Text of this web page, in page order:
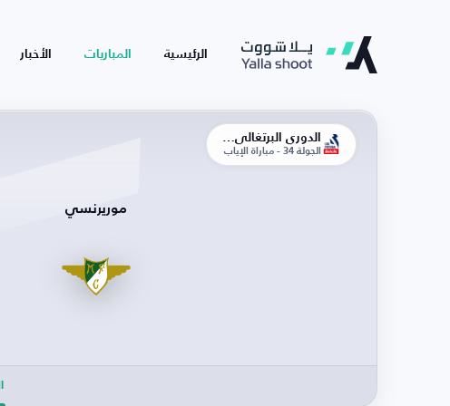
الرئيسية المباريات الأخبار
الجولة 34 - مباراة الإياب
موريرنسي